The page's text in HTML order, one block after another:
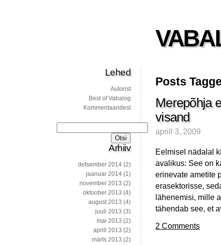
Posts
Merepõhja
visand
aprill 3, 2009
Eelmisel nädalal
avalikus: See on
erinevate ametite
erasektorisse,
lähenemisi, mille
tähendab see, et
2 Comments
Lehed
Autorist
Best of Vabalog
Kommentaaridest
Arhiiv
detsember 2014 (2)
jaanuar 2014 (1)
november 2013 (2)
oktoober 2013 (4)
august 2013 (4)
juuli 2013 (3)
mai 2013 (2)
aprill 2013 (2)
märts 2013 (2)